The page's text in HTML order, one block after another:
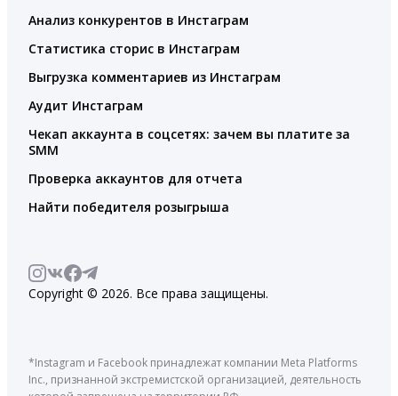
Анализ конкурентов в Инстаграм
Статистика сторис в Инстаграм
Выгрузка комментариев из Инстаграм
Аудит Инстаграм
Чекап аккаунта в соцсетях: зачем вы платите за
SMM
Проверка аккаунтов для отчета
Найти победителя розыгрыша
Copyright © 2026. Все права защищены.
*Instagram и Facebook принадлежат компании Meta Platforms
Inc., признанной экстремистской организацией, деятельность